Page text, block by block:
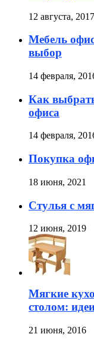
12 августа, 2017
Мебель
выбор
14 февраля,
Как
офиса
14 февраля,
Покупка
18 июня, 2021
Стулья с
12 июня, 2019
Мягкие
столом:
21 июня, 2016